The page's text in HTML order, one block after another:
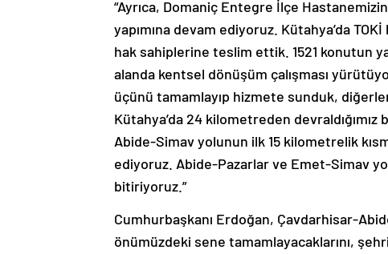
“Ayrıca, Domaniç Entegre İlçe
yapımına devam ediyoruz. Kütahya’da
hak sahiplerine teslim ettik. 1521 konutun
alanda kentsel dönüşüm çalışması
üçünü tamamlayıp hizmete sunduk,
Kütahya’da 24 kilometreden
Abide-Simav yolunun ilk 15 kilometrelik
ediyoruz. Abide-Pazarlar ve Emet-Simav
bitiriyoruz.”
Cumhurbaşkanı Erdoğan, Çavdarhisar-
önümüzdeki sene tamamlayacaklarını,